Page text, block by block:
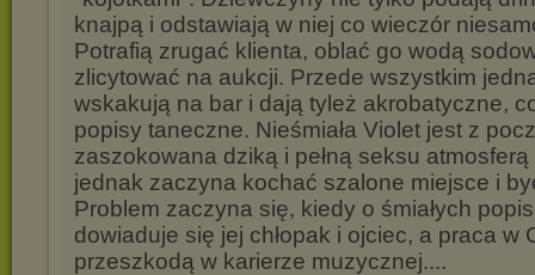
knajpą i odstawiają w niej co wieczór
Potrafią zrugać klienta, oblać go wodą
zlicytować na aukcji. Przede wszystkim
wskakują na bar i dają tyleż akrobatyczne,
popisy taneczne. Nieśmiała Violet jest z
zaszokowana dziką i pełną seksu
jednak zaczyna kochać szalone miejsce i
Problem zaczyna się, kiedy o śmiałych
dowiaduje się jej chłopak i ojciec, a praca w
przeszkodą w karierze muzycznej....